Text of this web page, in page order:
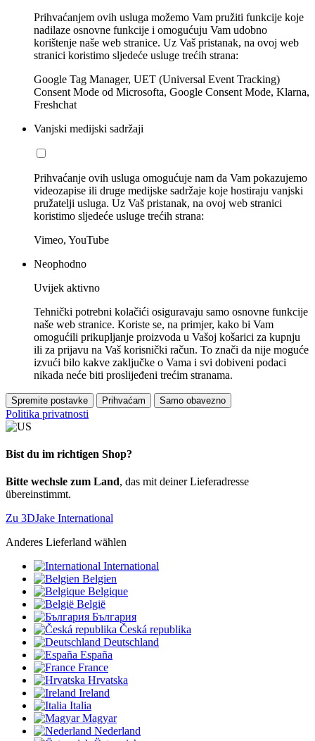
Prihvaćanjem ovih usluga možemo Vam pružiti funkcije koje
nadilaze osnovne funkcije i omogućuju Vam udobno
korištenje naše web stranice. Uz Vaš pristanak, na ovoj web
stranici koristimo sljedeće usluge trećih strana:
Google Tag Manager, UET (Universal Event Tracking)
Consent Mode od Microsofta, Google Consent Mode, Klarna,
Freshchat
Vanjski medijski sadržaji
Prihvaćanje ovih usluga omogućuje nam da Vam pokazujemo
videozapise ili druge medijske sadržaje koje hostiraju vanjski
pružatelji usluga. Uz Vaš pristanak, na ovoj web stranici
koristimo sljedeće usluge trećih strana:
Vimeo, YouTube
Neophodno
Uvijek aktivno
Tehnički potrebni kolačići osiguravaju samo osnovne funkcije
naše web stranice. Koriste se, na primjer, kako bi Vam
omogućili prikupljanje proizvoda u Vašoj košarici za kupnju
ili za prijavu na Vaš korisnički račun. To znači da nije moguće
izvući bilo kakve zaključke o Vama i svi dobiveni podaci
nikada neće biti proslijeđeni trećim stranama.
Spremite postavke Prihvaćam Samo obavezno
Politika privatnosti
Bist du im richtigen Shop?
Bitte wechsle zum Land, das mit deiner Lieferadresse
übereinstimmt.
Zu 3DJake International
Anderes Lieferland wählen
International
Belgien
Belgique
België
България
Česká republika
Deutschland
España
France
Hrvatska
Ireland
Italia
Magyar
Nederland